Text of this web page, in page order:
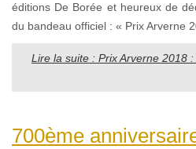
éditions De Borée et heureux de
du bandeau officiel : « Prix Arverne
Lire la suite : Prix Arverne 2018
700ème